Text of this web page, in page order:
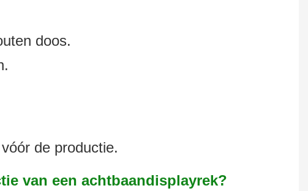
doos.
de productie.
van een achtbaandisplayrek?